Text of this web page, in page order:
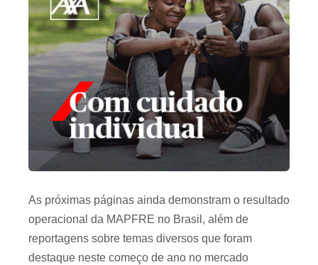
As próximas páginas ainda demonstram o resultado
operacional da MAPFRE no Brasil, além de
reportagens sobre temas diversos que foram
destaque neste começo de ano no mercado